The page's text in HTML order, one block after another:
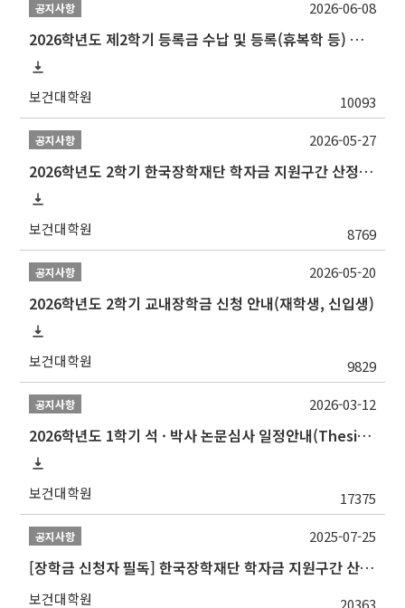
공지사항
2026학년도 제2학기 등록금 수납 및 등록(휴복학 등) 일정 안내
보건대학원 10093
2026-06-08
공지사항
2026학년도 2학기 한국장학재단 학자금 지원구간 산정 신청 안내
보건대학원 8769
2026-05-27
공지사항
2026학년도 2학기 교내장학금 신청 안내(재학생, 신입생)
보건대학원 9829
2026-05-20
공지사항
2026학년도 1학기 석 · 박사 논문심사 일정안내(Thesis Defense Schedules)
보건대학원 17375
2026-03-12
공지사항
[장학금 신청자 필독] 한국장학재단 학자금 지원구간 산정 권고
보건대학원 20363
2025-07-25